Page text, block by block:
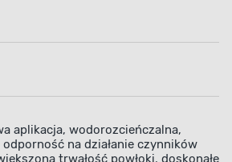
aplikacja, wodorozcieńczalna,
na działanie czynników
trwałość powłoki, doskonałe